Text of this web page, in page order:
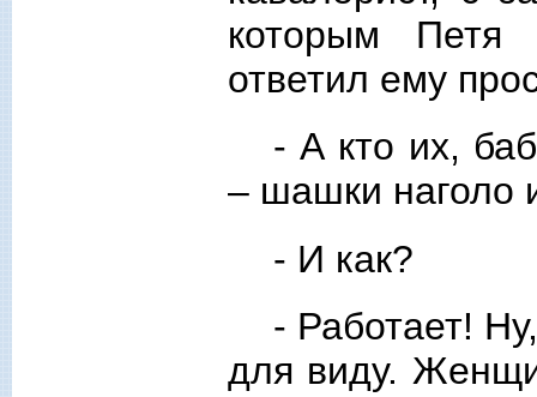
которым Петя
ответил ему
- А кто их,
– шашки наголо
- И как?
- Работает!
для виду.